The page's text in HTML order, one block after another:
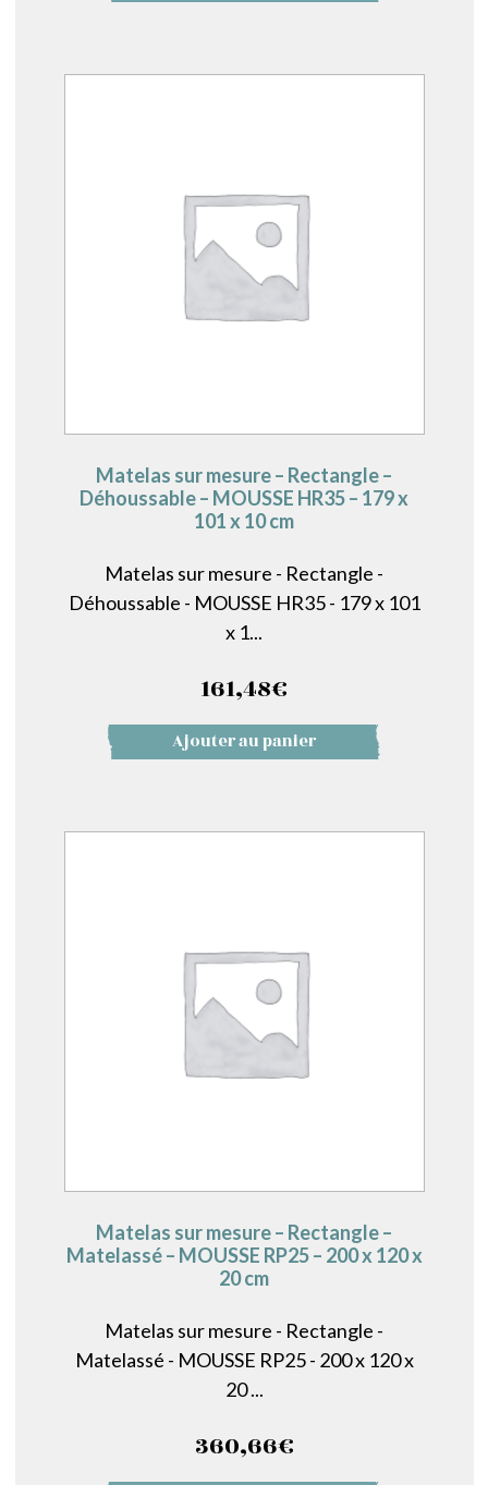
Matelas sur mesure – Rectangle –
Déhoussable – MOUSSE HR35 – 179 x
101 x 10 cm
Matelas sur mesure - Rectangle -
Déhoussable - MOUSSE HR35 - 179 x 101
x 1...
161,48€
Ajouter au panier
Matelas sur mesure – Rectangle –
Matelassé – MOUSSE RP25 – 200 x 120 x
20 cm
Matelas sur mesure - Rectangle -
Matelassé - MOUSSE RP25 - 200 x 120 x
20 ...
360,66€